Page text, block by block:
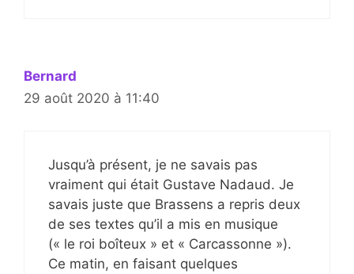
Bernard
29 août 2020 à 11:40
Jusqu’à présent, je ne savais pas
vraiment qui était Gustave Nadaud. Je
savais juste que Brassens a repris deux
de ses textes qu’il a mis en musique
(« le roi boîteux » et « Carcassonne »).
Ce matin, en faisant quelques